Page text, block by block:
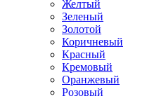
Желтый
Зеленый
Золотой
Коричневый
Красный
Кремовый
Оранжевый
Розовый